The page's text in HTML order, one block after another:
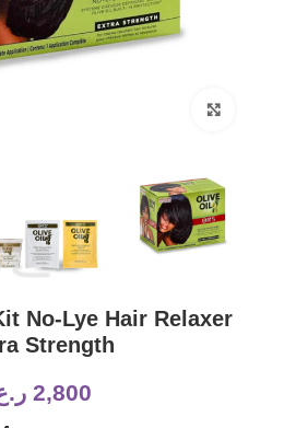
No-Lye Hair Relaxer
Strength
2,800